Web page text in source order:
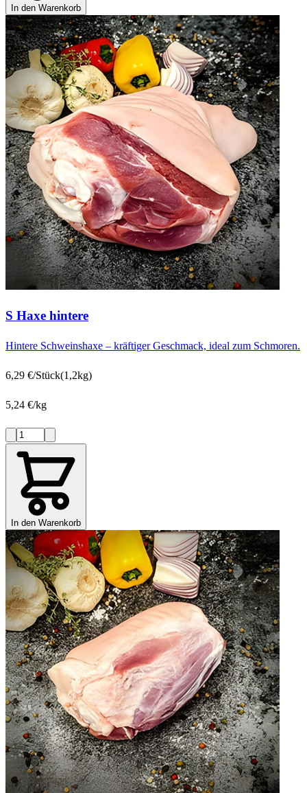
In den Warenkorb
S Haxe hintere
Hintere Schweinshaxe – kräftiger Geschmack, ideal zum Schmoren.
6,29 €/Stück(1,2kg)
5,24 €/kg
In den Warenkorb